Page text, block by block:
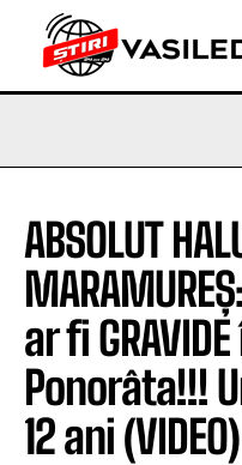
ABSOLUT
ar fi
Ponorâta!!!
12 ani